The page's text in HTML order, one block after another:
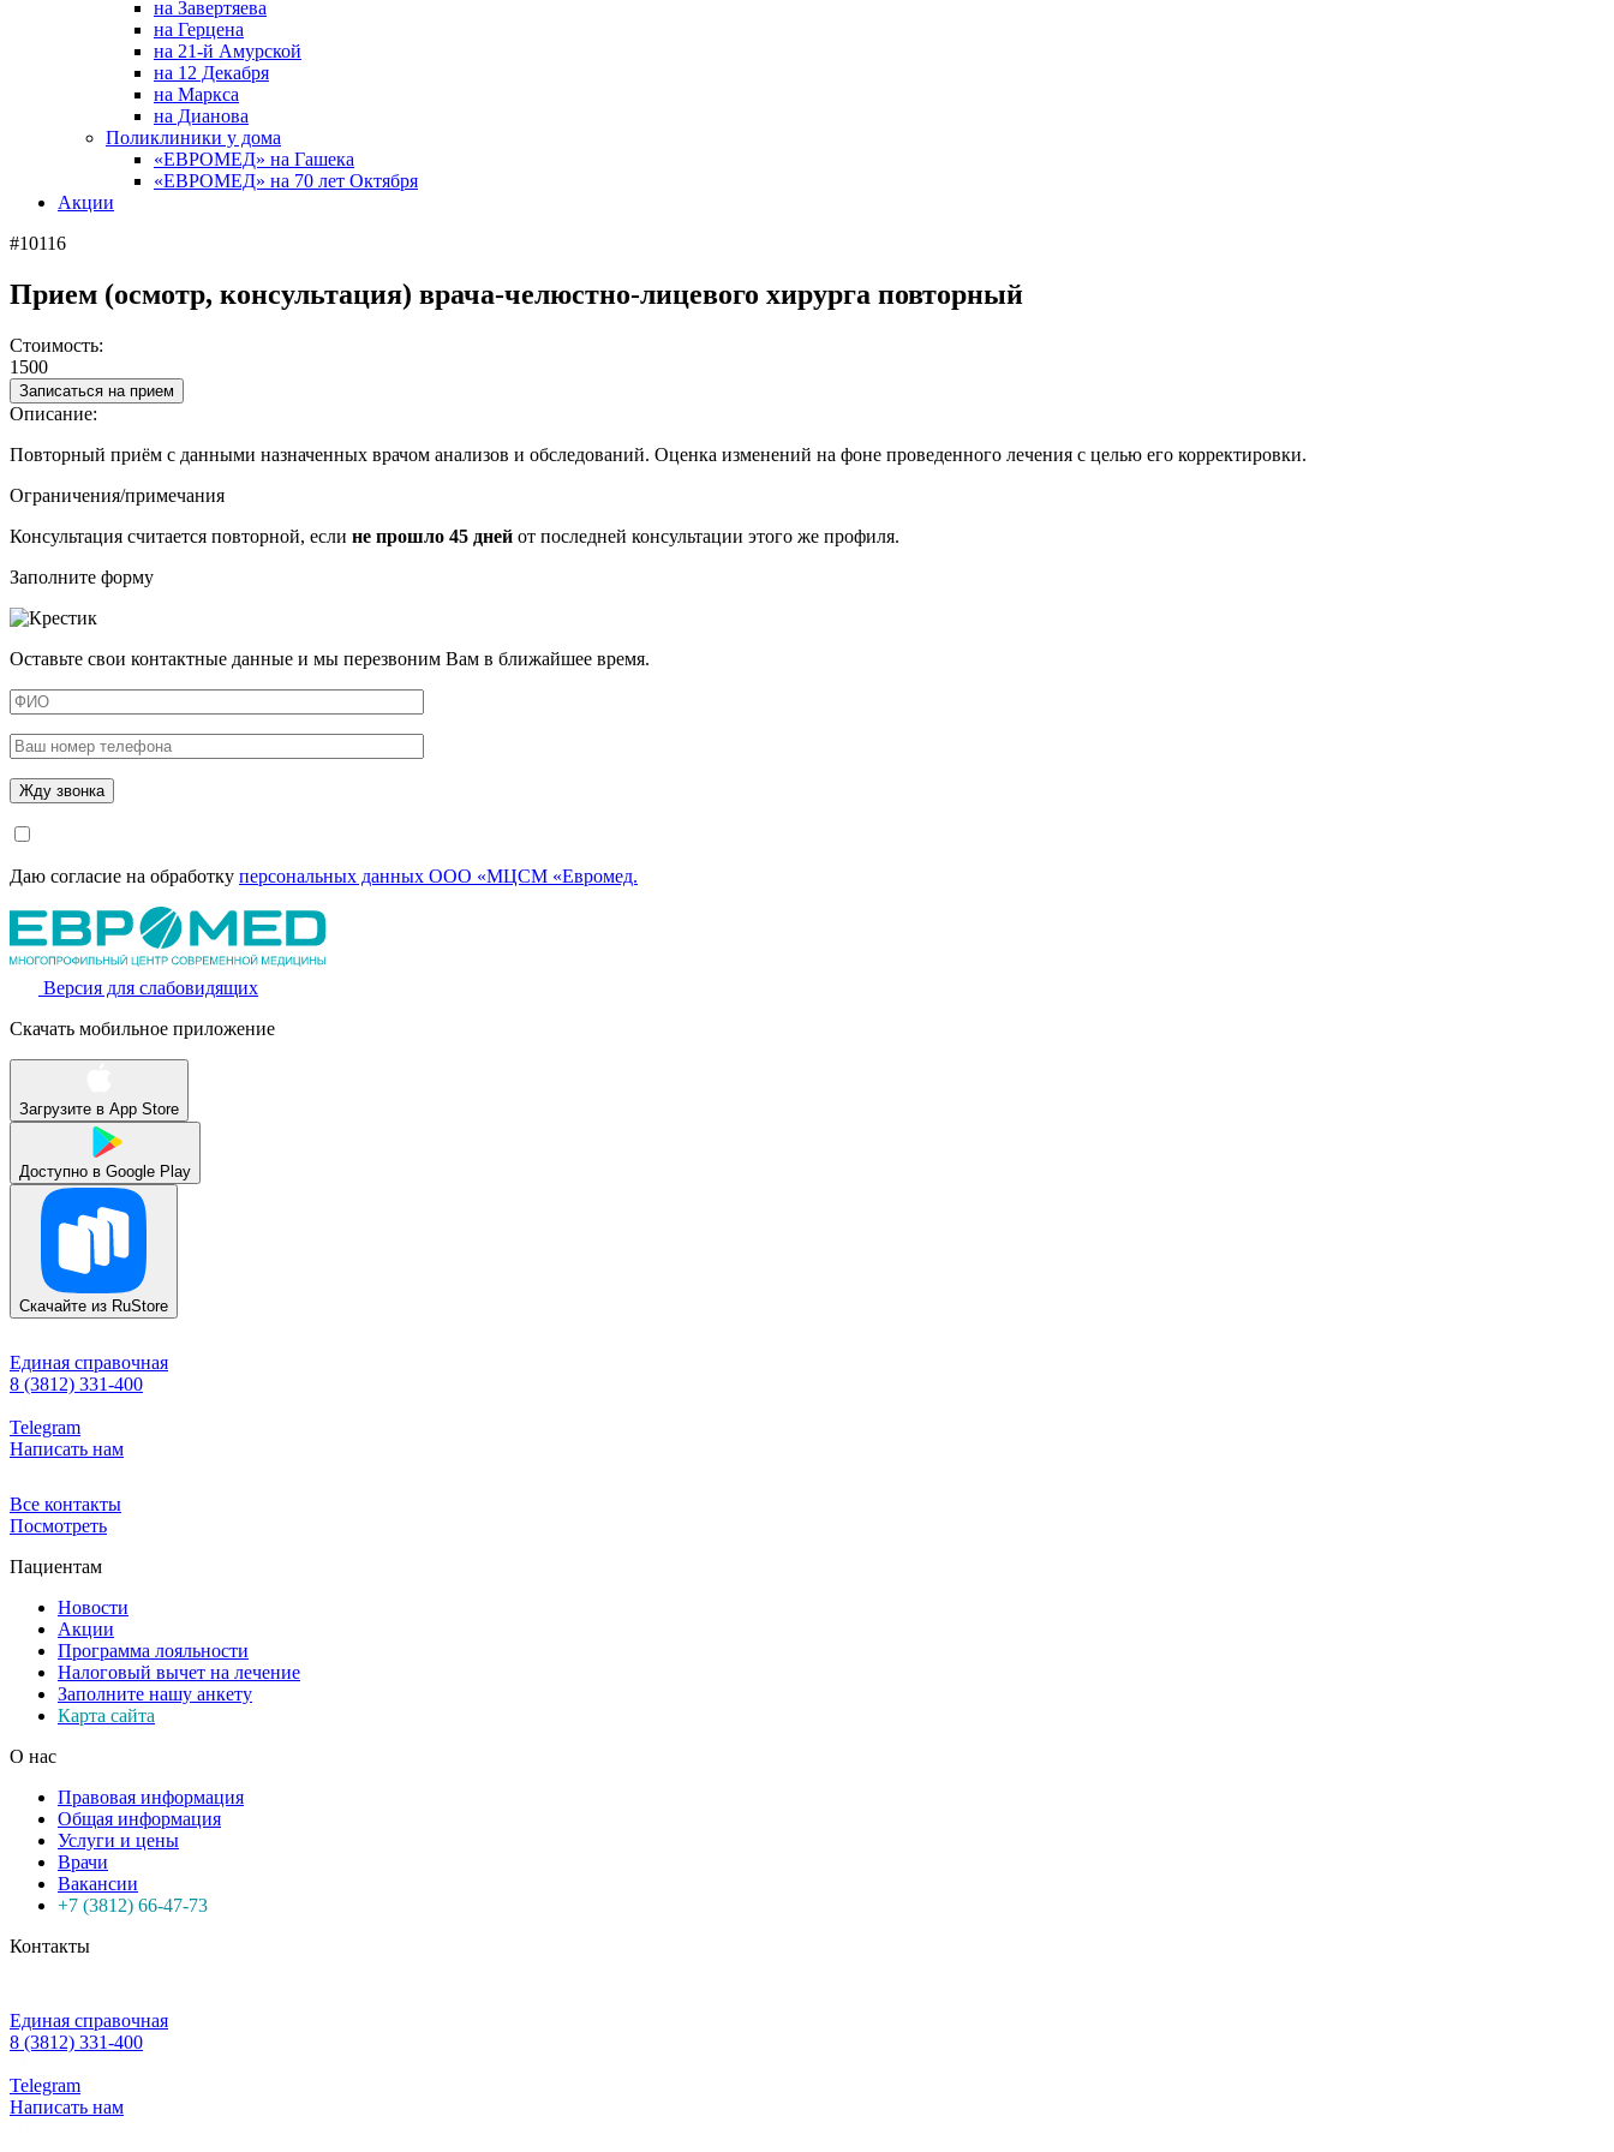
на Завертяева
на Герцена
на 21-й Амурской
на 12 Декабря
на Маркса
на Дианова
Поликлиники у дома
«ЕВРОМЕД» на Гашека
«ЕВРОМЕД» на 70 лет Октября
Акции
#10116
Прием (осмотр, консультация) врача-челюстно-лицевого хирурга повторный
Стоимость:
1500
Записаться на прием
Описание:
Повторный приём с данными назначенных врачом анализов и обследований. Оценка изменений на фоне проведенного лечения с целью его корректировки.
Ограничения/примечания
Консультация считается повторной, если не прошло 45 дней от последней консультации этого же профиля.
Заполните форму
Оставьте свои контактные данные и мы перезвоним Вам в ближайшее время.
Даю согласие на обработку персональных данных ООО «МЦСМ «Евромед.
Версия для слабовидящих
Скачать мобильное приложение
Загрузите в App Store
Доступно в Google Play
Скачайте из RuStore
Единая справочная
8 (3812) 331-400
Telegram
Написать нам
Все контакты
Посмотреть
Пациентам
Новости
Акции
Программа лояльности
Налоговый вычет на лечение
Заполните нашу анкету
Карта сайта
О нас
Правовая информация
Общая информация
Услуги и цены
Врачи
Вакансии
+7 (3812) 66-47-73
Контакты
Единая справочная
8 (3812) 331-400
Telegram
Написать нам